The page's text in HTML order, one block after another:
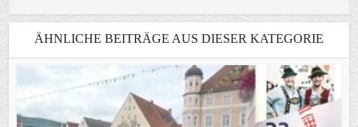
ÄHNLICHE BEITRÄGE AUS DIESER KATEGORIE